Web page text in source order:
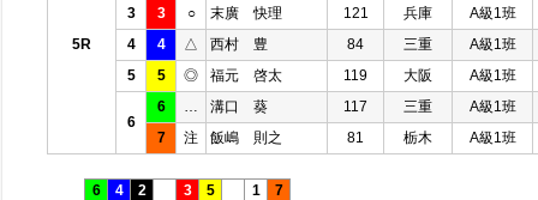
5R
3
3 ○ 末廣 快理 121 兵庫
A級1班
4
4 △ 西村 豊 84 三重
A級1班
5
5 ◎ 福元 啓太 119 大阪 A級1班
6
6 溝口 葵 117 三重
A級1班
7
注 飯嶋 則之 81 栃木 A級1班
6 4 2 3 5 1 7